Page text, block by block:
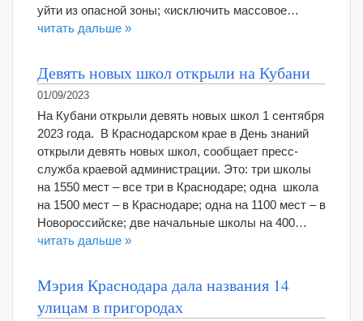
уйти из опасной зоны; «исключить массовое…
читать дальше »
Девять новых школ открыли на Кубани
01/09/2023
На Кубани открыли девять новых школ 1 сентября
2023 года. В Краснодарском крае в День знаний
открыли девять новых школ, сообщает пресс-
служба краевой администрации. Это: три школы
на 1550 мест – все три в Краснодаре; одна школа
на 1500 мест – в Краснодаре; одна на 1100 мест – в
Новороссийске; две начальные школы на 400…
читать дальше »
Мэрия Краснодара дала названия 14
улицам в пригородах